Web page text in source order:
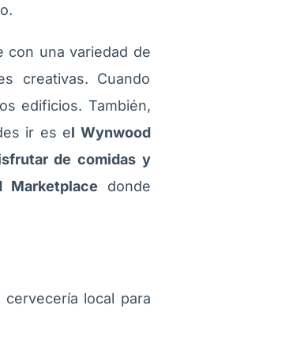
con una variedad de
creativas. Cuando
edificios. También,
ir es el Wynwood
de comidas y
Marketplace donde
local para